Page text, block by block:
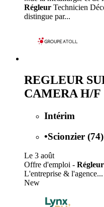
Régleur Technicien
distingue par...
REGLEUR
CAMERA H/F
Intérim
•Scionzier (74)
Le 3 août
Offre d'emploi - Régleur
L'entreprise & l'agence...
New